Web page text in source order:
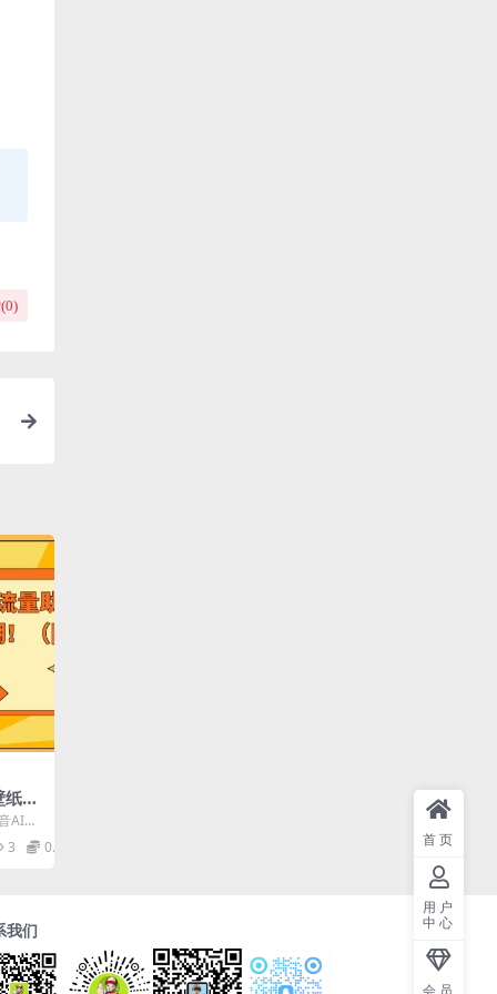
0)
新
轻
狂潮
AI壁
扶持
3 0.99
我们
首页
用户
中心
会员